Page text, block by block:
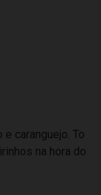
caranguejo. To
na hora do